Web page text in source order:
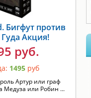
Бигфут против
Акция!
руб.
1495 руб
Артур или граф
Медуза или Робин ...